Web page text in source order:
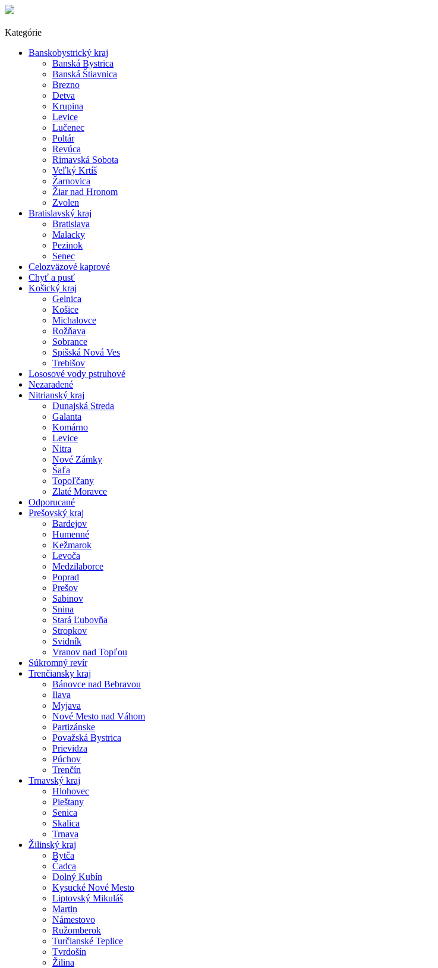
Kategórie
Banskobystrický kraj
Banská Bystrica
Banská Štiavnica
Brezno
Detva
Krupina
Levice
Lučenec
Poltár
Revúca
Rimavská Sobota
Veľký Krtíš
Žarnovica
Žiar nad Hronom
Zvolen
Bratislavský kraj
Bratislava
Malacky
Pezinok
Senec
Celozväzové kaprové
Chyť a pusť
Košický kraj
Gelnica
Košice
Michalovce
Rožňava
Sobrance
Spišská Nová Ves
Trebišov
Lososové vody pstruhové
Nezaradené
Nitrianský kraj
Dunajská Streda
Galanta
Komárno
Levice
Nitra
Nové Zámky
Šaľa
Topoľčany
Zlaté Moravce
Odporucané
Prešovský kraj
Bardejov
Humenné
Kežmarok
Levoča
Medzilaborce
Poprad
Prešov
Sabinov
Snina
Stará Ľubovňa
Stropkov
Svidník
Vranov nad Topľou
Súkromný revír
Trenčiansky kraj
Bánovce nad Bebravou
Ilava
Myjava
Nové Mesto nad Váhom
Partizánske
Považská Bystrica
Prievidza
Púchov
Trenčín
Trnavský kraj
Hlohovec
Pieštany
Senica
Skalica
Trnava
Žilinský kraj
Bytča
Čadca
Dolný Kubín
Kysucké Nové Mesto
Liptovský Mikuláš
Martin
Námestovo
Ružomberok
Turčianské Teplice
Tvrdošín
Žilina